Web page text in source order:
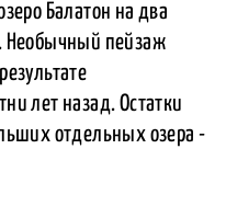
Балатон на два
Необычный пейзаж
лет назад. Остатки
отдельных озера -